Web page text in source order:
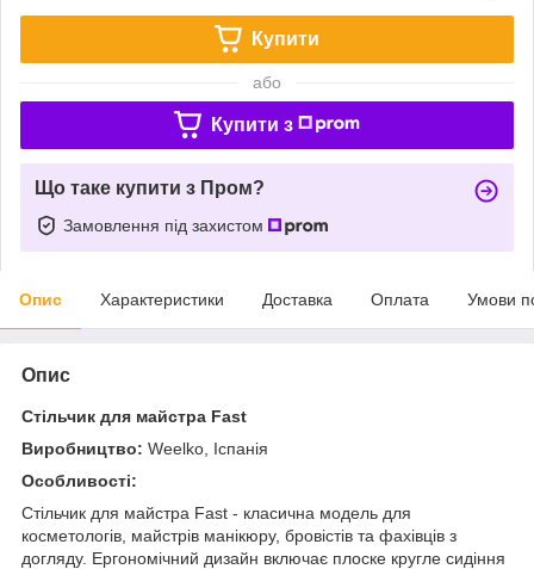
Купити
або
Купити з
Що таке купити з Пром?
Замовлення під захистом
Опис Характеристики Доставка Оплата Умови
Опис
Стільчик для майстра Fast
Виробництво: Weelko, Іспанія
Особливості:
Стільчик для майстра Fast - класична модель для
косметологів, майстрів манікюру, бровістів та фахівців з
догляду. Ергономічний дизайн включає плоске кругле сидіння